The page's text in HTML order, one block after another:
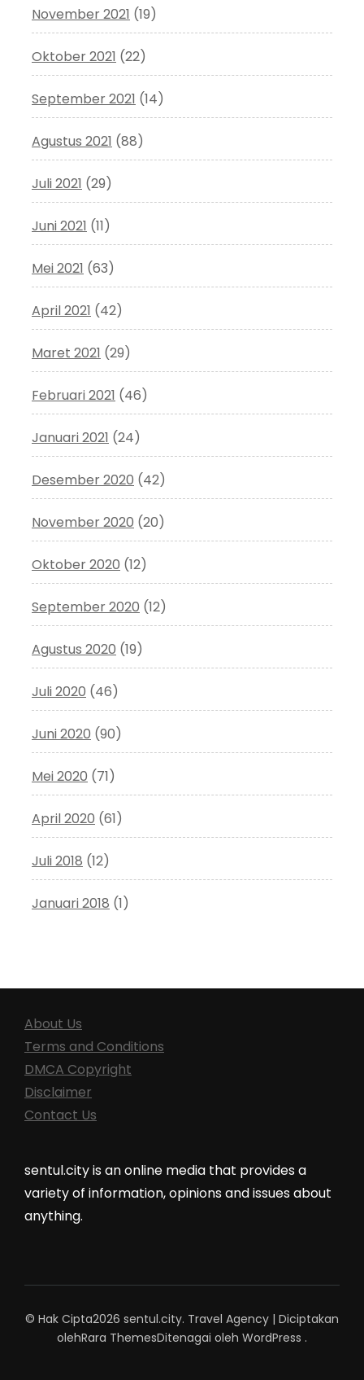
November 2021 (19)
Oktober 2021 (22)
September 2021 (14)
Agustus 2021 (88)
Juli 2021 (29)
Juni 2021 (11)
Mei 2021 (63)
April 2021 (42)
Maret 2021 (29)
Februari 2021 (46)
Januari 2021 (24)
Desember 2020 (42)
November 2020 (20)
Oktober 2020 (12)
September 2020 (12)
Agustus 2020 (19)
Juli 2020 (46)
Juni 2020 (90)
Mei 2020 (71)
April 2020 (61)
Juli 2018 (12)
Januari 2018 (1)
About Us
Terms and Conditions
DMCA Copyright
Disclaimer
Contact Us
sentul.city is an online media that provides a
variety of information, opinions and issues about
anything.
© Hak Cipta2026 sentul.city. Travel Agency | Diciptakan
olehRara ThemesDitenagai oleh WordPress .